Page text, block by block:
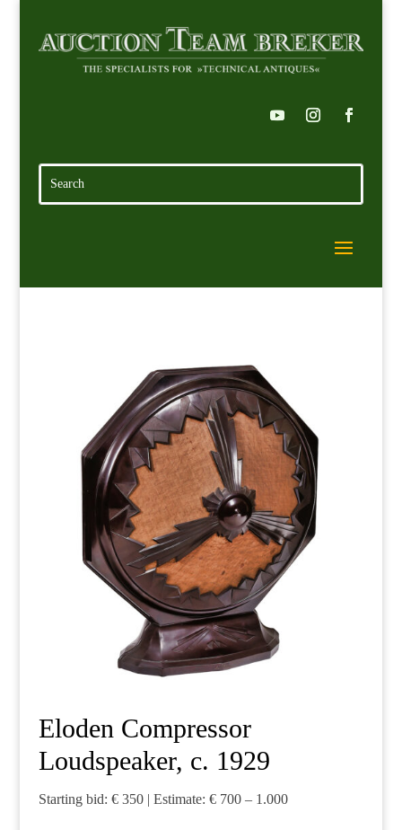
Eloden Compressor
Loudspeaker, c. 1929
Starting bid: € 350 | Estimate: € 700 – 1.000